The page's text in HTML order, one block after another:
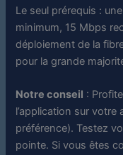
Le seul prérequis :
minimum, 15 Mbps
déploiement de la
pour la grande
Notre conseil :
l’application sur
préférence). Testez
pointe. Si vous êtes